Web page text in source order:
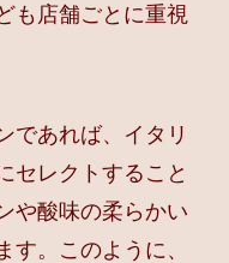
も店舗ごとに重視
であれば、イタリ
セレクトすること
や酸味の柔らかい
す。このように、